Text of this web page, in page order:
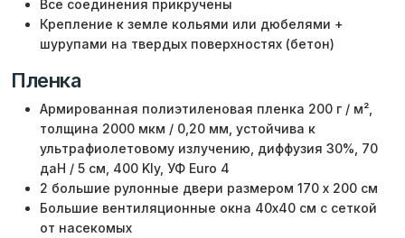
Все соединения прикручены
Крепление к земле кольями или дюбелями +
шурупами на твердых поверхностях (бетон)
Пленка
Армированная полиэтиленовая пленка 200 г / м²,
толщина 2000 мкм / 0,20 мм, устойчива к
ультрафиолетовому излучению, диффузия 30%, 70
даН / 5 см, 400 Kly, УФ Euro 4
2 большие рулонные двери размером 170 x 200 см
Большие вентиляционные окна 40x40 см с сеткой
от насекомых